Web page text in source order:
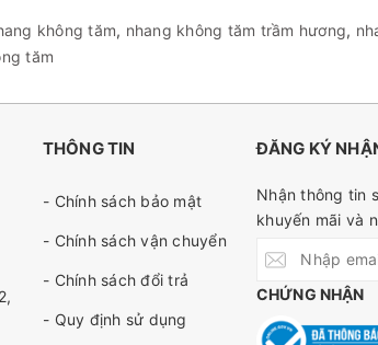
không tăm, nhang không tăm trầm hương,
tăm
THÔNG TIN
- Chính sách bảo mật
- Chính sách vận chuyển
- Chính sách đổi trả
- Quy định sử dụng
ĐĂNG KÝ
Nhận thông tin
khuyến mãi và
CHỨNG NHẬN